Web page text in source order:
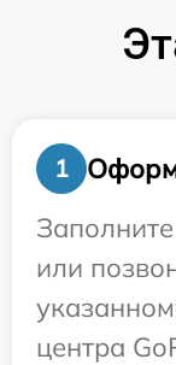
1
или
центра